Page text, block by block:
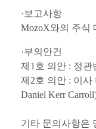
· 보고사항
MozoX와의 주식
·부의안건
제 1 호 의안 : 정관
제 2호 의안 : 이사
Daniel Kerr
기타 문의사항은